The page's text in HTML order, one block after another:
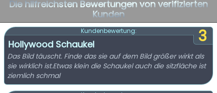
Die hilfreichsten Bewertungen von verifizierten
Kunden
3
Kundenbewertung:
Hollywood Schaukel
Das Bild täuscht. Finde das sie auf dem Bild größer wirkt als
sie wirklich ist.Etwas klein die Schaukel auch die sitzfläche ist
ziemlich schmal